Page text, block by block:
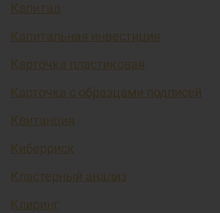
Капитал
Капитальная инвестиция
Карточка пластиковая
Карточка с образцами подписей
Квитанция
Киберриск
Кластерный анализ
Клиринг